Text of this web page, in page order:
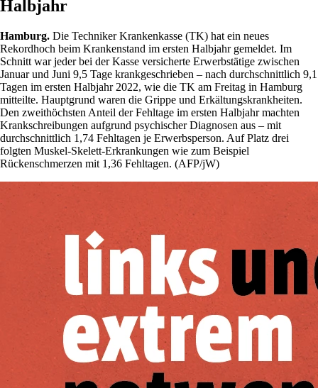
Halbjahr
Hamburg. Die Techniker Krankenkasse (TK) hat ein neues
Rekordhoch beim Krankenstand im ersten Halbjahr gemeldet. Im
Schnitt war jeder bei der Kasse versicherte Erwerbstätige zwischen
Januar und Juni 9,5 Tage krankgeschrieben – nach durchschnittlich 9,1
Tagen im ersten Halbjahr 2022, wie die TK am Freitag in Hamburg
mitteilte. Hauptgrund waren die Grippe und Erkältungskrankheiten.
Den zweithöchsten Anteil der Fehltage im ersten Halbjahr machten
Krankschreibungen aufgrund psychischer Diagnosen aus – mit
durchschnittlich 1,74 Fehltagen je Erwerbsperson. Auf Platz drei
folgten Muskel-Skelett-Erkrankungen wie zum Beispiel
Rückenschmerzen mit 1,36 Fehltagen. (AFP/jW)